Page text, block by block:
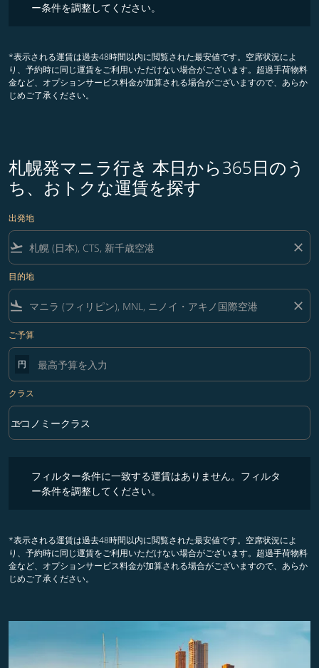
ー条件を調整してください。
*表示される運賃は過去48時間以内に閲覧された最安値です。空席状況によ
り、予約時に同じ運賃をご利用いただけない場合がございます。超過手荷物料
金など、オプションサービス料金が加算される場合がございますので、あらか
じめご了承ください。
札幌発マニラ行き 本日から365日のう
ち、おトクな運賃を探す
出発地
flight_takeoff close
目的地
flight_land close
ご予算
円
クラス
クラス option エコノミークラス Selected
エコノミークラス
keyboard_arrow_down
フィルター条件に一致する運賃はありません。フィルタ
ー条件を調整してください。
*表示される運賃は過去48時間以内に閲覧された最安値です。空席状況によ
り、予約時に同じ運賃をご利用いただけない場合がございます。超過手荷物料
金など、オプションサービス料金が加算される場合がございますので、あらか
じめご了承ください。